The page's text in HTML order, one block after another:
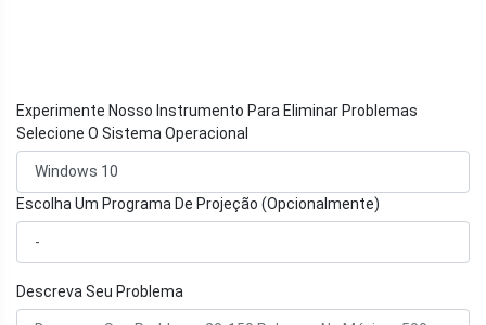
Experimente Nosso Instrumento Para Eliminar Problemas
Selecione O Sistema Operacional
Escolha Um Programa De Projeção (Opcionalmente)
Descreva Seu Problema